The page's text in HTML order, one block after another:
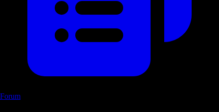
Forum